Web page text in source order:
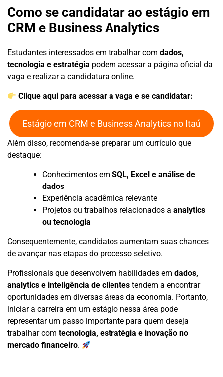
Como se candidatar ao estágio em
CRM e Business Analytics
Estudantes interessados em trabalhar com dados,
tecnologia e estratégia podem acessar a página oficial da
vaga e realizar a candidatura online.
Clique aqui para acessar a vaga e se candidatar:
Estágio em CRM e Business Analytics no Itaú
Além disso, recomenda-se preparar um currículo que
destaque:
Conhecimentos em SQL, Excel e análise de
dados
Experiência acadêmica relevante
Projetos ou trabalhos relacionados a analytics
ou tecnologia
Consequentemente, candidatos aumentam suas chances
de avançar nas etapas do processo seletivo.
Profissionais que desenvolvem habilidades em dados,
analytics e inteligência de clientes tendem a encontrar
oportunidades em diversas áreas da economia. Portanto,
iniciar a carreira em um estágio nessa área pode
representar um passo importante para quem deseja
trabalhar com tecnologia, estratégia e inovação no
mercado financeiro.